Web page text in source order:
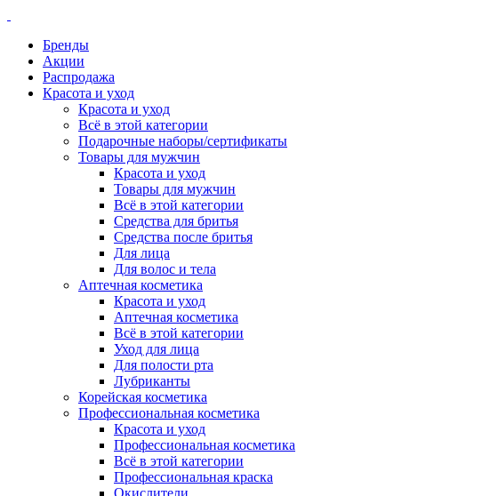
Бренды
Акции
Распродажа
Красота и уход
Красота и уход
Всё в этой категории
Подарочные наборы/сертификаты
Товары для мужчин
Красота и уход
Товары для мужчин
Всё в этой категории
Средства для бритья
Средства после бритья
Для лица
Для волос и тела
Аптечная косметика
Красота и уход
Аптечная косметика
Всё в этой категории
Уход для лица
Для полости рта
Лубриканты
Корейская косметика
Профессиональная косметика
Красота и уход
Профессиональная косметика
Всё в этой категории
Профессиональная краска
Окислители